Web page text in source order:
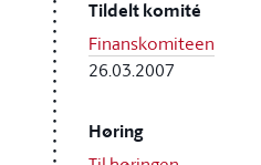
Tildelt komité
Finanskomiteen
26.03.2007
Høring